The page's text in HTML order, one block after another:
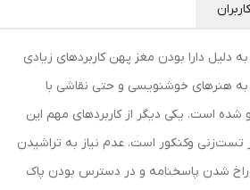
دلیل دارا بودن مغز پهن کاربردهای زیادی
به هنرهای خوشنویسی و حتی نقاشی با
شده است. یکی دیگر از کاربردهای مهم این
تست‌زنی وکنکور است. عدم نیاز به تراشیدن
شدن پاسخنامه و در دسترس بودن پاک